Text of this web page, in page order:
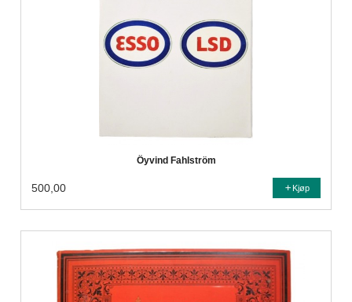
Öyvind Fahlström
500,00 Kjøp